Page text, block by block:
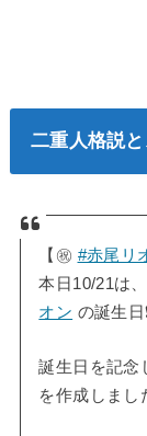
二重人格説
【㊗️ #赤尾リ
本日10/21は
オン の誕生日
誕生日を記念
を作成しまし